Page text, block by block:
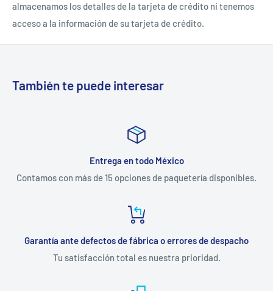
almacenamos los detalles de la tarjeta de crédito ni tenemos
acceso a la información de su tarjeta de crédito.
También te puede interesar
Entrega en todo México
Contamos con más de 15 opciones de paquetería disponibles.
Garantía ante defectos de fábrica o errores de despacho
Tu satisfacción total es nuestra prioridad.